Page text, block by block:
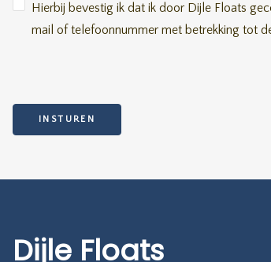
Hierbij bevestig ik dat ik door Dijle Floats
mail of telefoonnummer met betrekking tot
INSTUREN
Dijle Floats